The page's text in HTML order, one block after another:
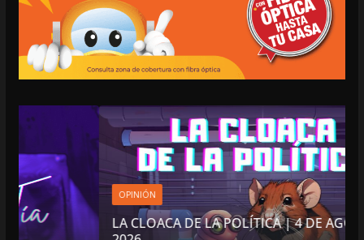
OPINIÓN
LA CLOACA DE LA POLÍTICA | 4 DE AGOSTO DE